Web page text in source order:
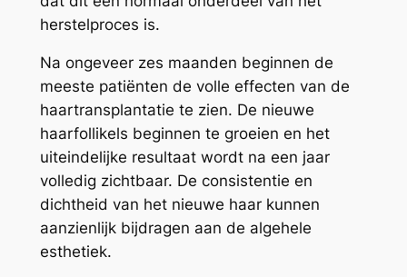
herstelproces is.
Na ongeveer zes maanden beginnen de
meeste patiënten de volle effecten van de
haartransplantatie te zien. De nieuwe
haarfollikels beginnen te groeien en het
uiteindelijke resultaat wordt na een jaar
volledig zichtbaar. De consistentie en
dichtheid van het nieuwe haar kunnen
aanzienlijk bijdragen aan de algehele
esthetiek.